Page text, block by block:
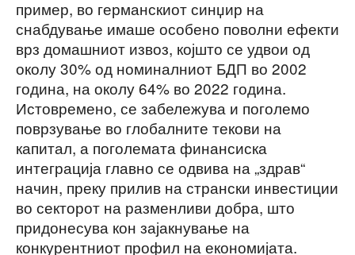
пример, во германскиот синџир на
снабдување имаше особено поволни ефекти
врз домашниот извоз, којшто се удвои од
околу 30% од номиналниот БДП во 2002
година, на околу 64% во 2022 година.
Истовремено, се забележува и поголемо
поврзување во глобалните текови на
капитал, а поголемата финансиска
интеграција главно се одвива на „здрав“
начин, преку прилив на странски инвестиции
во секторот на разменливи добра, што
придонесува кон зајакнување на
конкурентниот профил на економијата.